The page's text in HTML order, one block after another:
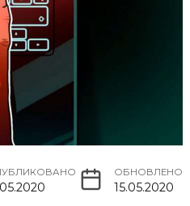
ОБНОВЛЕНО
15.05.2020